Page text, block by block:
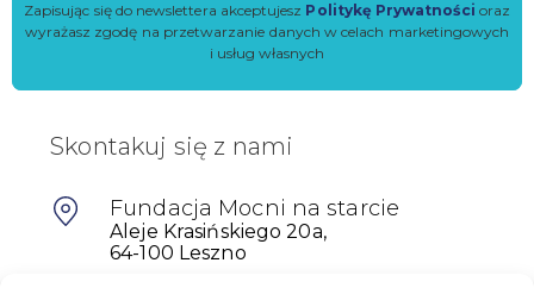
Zapisując się do newslettera akceptujesz Politykę Prywatności oraz
wyrażasz zgodę na przetwarzanie danych w celach marketingowych
i usług własnych
Skontakuj się z nami
Fundacja Mocni na starcie
Aleje Krasińskiego 20a,
64-100 Leszno